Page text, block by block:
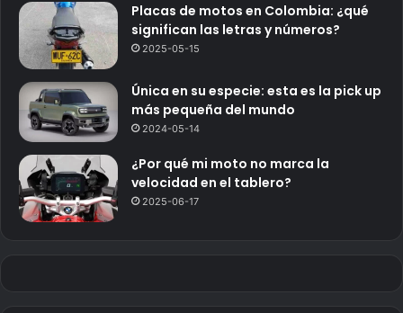
Placas de motos en Colombia: ¿qué
significan las letras y números?
2025-05-15
Única en su especie: esta es la pick up
más pequeña del mundo
2024-05-14
¿Por qué mi moto no marca la
velocidad en el tablero?
2025-06-17